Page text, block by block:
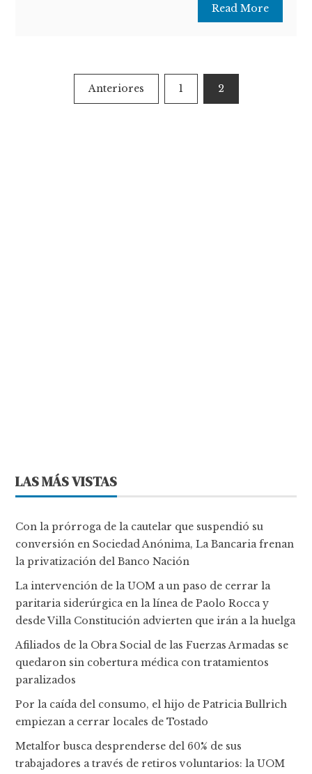
Read More
Paginación
Anteriores 1 2
LAS MÁS VISTAS
Con la prórroga de la cautelar que suspendió su
conversión en Sociedad Anónima, La Bancaria frenan
la privatización del Banco Nación
La intervención de la UOM a un paso de cerrar la
paritaria siderúrgica en la línea de Paolo Rocca y
desde Villa Constitución advierten que irán a la huelga
Afiliados de la Obra Social de las Fuerzas Armadas se
quedaron sin cobertura médica con tratamientos
paralizados
Por la caída del consumo, el hijo de Patricia Bullrich
empiezan a cerrar locales de Tostado
Metalfor busca desprenderse del 60% de sus
trabajadores a través de retiros voluntarios: la UOM